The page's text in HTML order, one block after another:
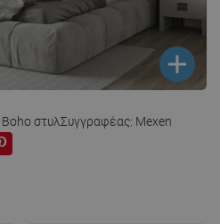
Boho στυλΣυγγραφέας: Mexen